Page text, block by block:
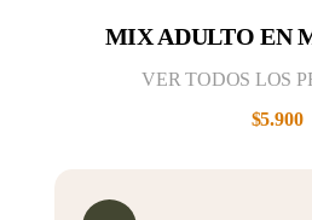
MIX ADULTO EN
$5.900
VER TODOS LOS